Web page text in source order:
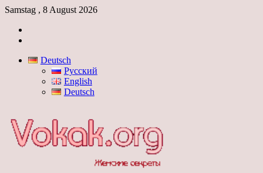
Samstag , 8 August 2026
Deutsch
Русский
English
Deutsch